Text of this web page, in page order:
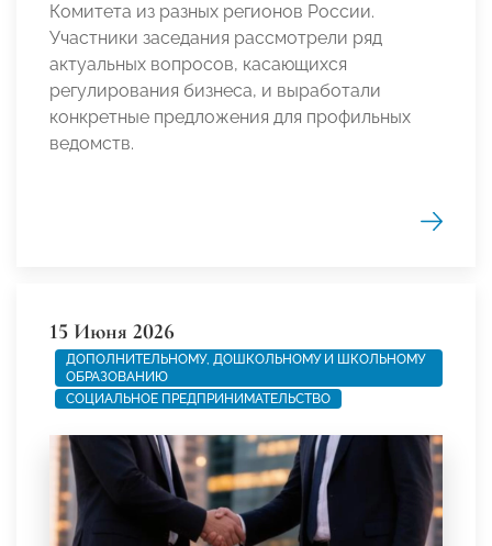
Комитета из разных регионов России.
Участники заседания рассмотрели ряд
актуальных вопросов, касающихся
регулирования бизнеса, и выработали
конкретные предложения для профильных
ведомств.
15 Июня 2026
ДОПОЛНИТЕЛЬНОМУ, ДОШКОЛЬНОМУ И ШКОЛЬНОМУ
ОБРАЗОВАНИЮ
СОЦИАЛЬНОЕ ПРЕДПРИНИМАТЕЛЬСТВО